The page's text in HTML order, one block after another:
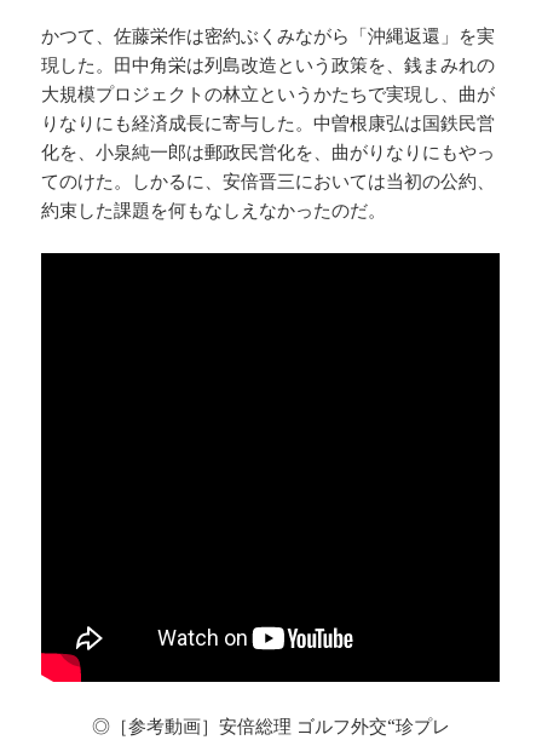
かつて、佐藤栄作は密約ぶくみながら「沖縄返還」を実
現した。田中角栄は列島改造という政策を、銭まみれの
大規模プロジェクトの林立というかたちで実現し、曲が
りなりにも経済成長に寄与した。中曽根康弘は国鉄民営
化を、小泉純一郎は郵政民営化を、曲がりなりにもやっ
てのけた。しかるに、安倍晋三においては当初の公約、
約束した課題を何もなしえなかったのだ。
◎［参考動画］安倍総理 ゴルフ外交“珍プレ